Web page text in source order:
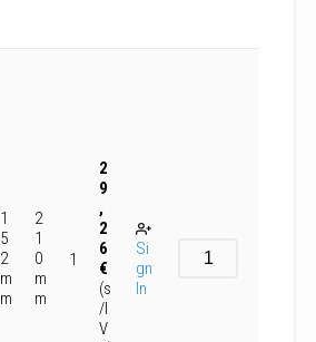
1
5
2
m
m
2
1
0
m
m
1
2
9
,
2
6
€
(s
/I
V
Si
gn
In